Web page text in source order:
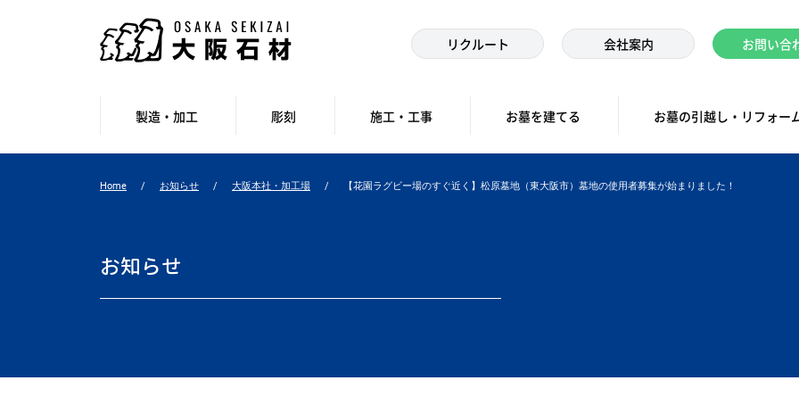
リクルート 会社案内 お問い合
製造・加工 彫刻 施工・工事 お墓を建てる お墓の引越し・リフォー
Home お知らせ 大阪本社・加工場 【花園ラグビー場のすぐ近く】松原墓地（東大阪市）墓地の使用者募集が始まりました！
お知らせ